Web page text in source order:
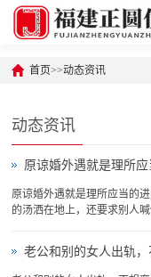
首页>>动态资讯
动态资讯
原谅婚外遇就是理所
原谅婚外遇就是理所应当的
的汤洒在地上，还要求别人
光是心灵上的伤害，更是对
行，未免太过自欺欺人了...
老公和别的女人出轨